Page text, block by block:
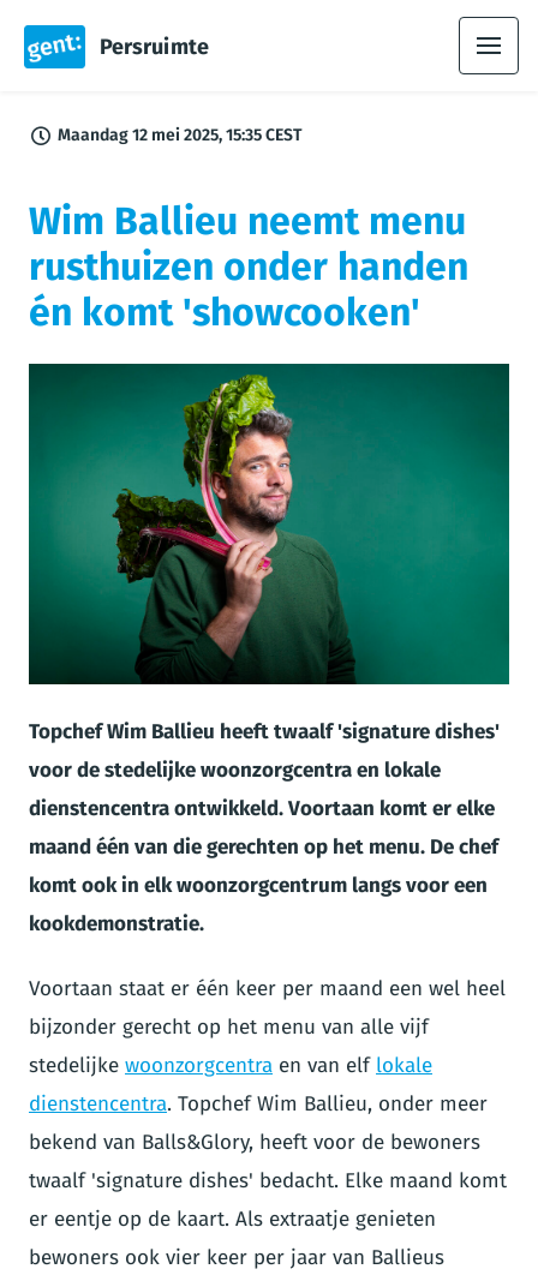
Persruimte
Maandag 12 mei 2025, 15:35 CEST
Wim Ballieu neemt menu
rusthuizen onder handen
én komt 'showcooken'
Topchef Wim Ballieu heeft twaalf 'signature dishes'
voor de stedelijke woonzorgcentra en lokale
dienstencentra ontwikkeld. Voortaan komt er elke
maand één van die gerechten op het menu. De chef
komt ook in elk woonzorgcentrum langs voor een
kookdemonstratie.
Voortaan staat er één keer per maand een wel heel
bijzonder gerecht op het menu van alle vijf
stedelijke woonzorgcentra en van elf lokale
dienstencentra. Topchef Wim Ballieu, onder meer
bekend van Balls&Glory, heeft voor de bewoners
twaalf 'signature dishes' bedacht. Elke maand komt
er eentje op de kaart. Als extraatje genieten
bewoners ook vier keer per jaar van Ballieus